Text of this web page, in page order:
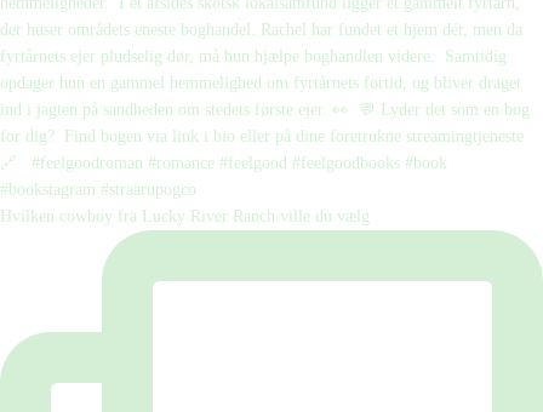
Hvilken cowboy fra Lucky River Ranch ville du vælg